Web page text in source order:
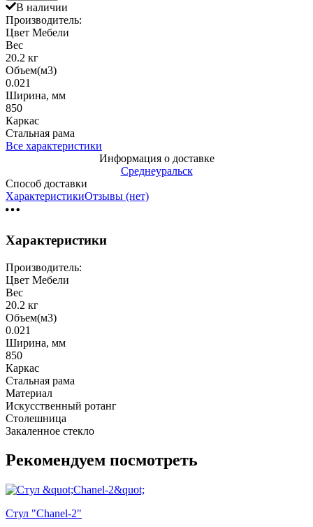
В наличии
Производитель:
Цвет Мебели
Вес
20.2 кг
Объем(м3)
0.021
Ширина, мм
850
Каркас
Стальная рама
Все характеристики
Информация о доставке
Среднеуральск
Способ доставки
ХарактеристикиОтзывы (нет)
Характеристики
Производитель:
Цвет Мебели
Вес
20.2 кг
Объем(м3)
0.021
Ширина, мм
850
Каркас
Стальная рама
Материал
Искусственный ротанг
Столешница
Закаленное стекло
Рекомендуем посмотреть
Стул "Chanel-2"